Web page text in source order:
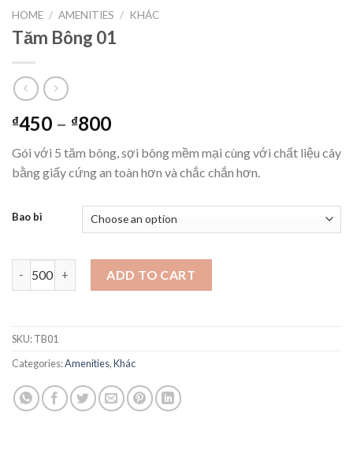
HOME / AMENITIES / KHÁC
Tăm Bông 01
₫450 – ₫800
Gói với 5 tăm bông, sợi bông mềm mại cùng với chất liệu cây
bằng giấy cứng an toàn hơn và chắc chắn hơn.
Bao bì
ADD TO CART
SKU:TB01
Categories:Amenities,Khác